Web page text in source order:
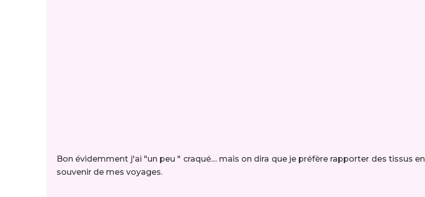
Bon évidemment j'ai "un peu " craqué.... mais on dira que je préfère rapporter des tissus en
souvenir de mes voyages.